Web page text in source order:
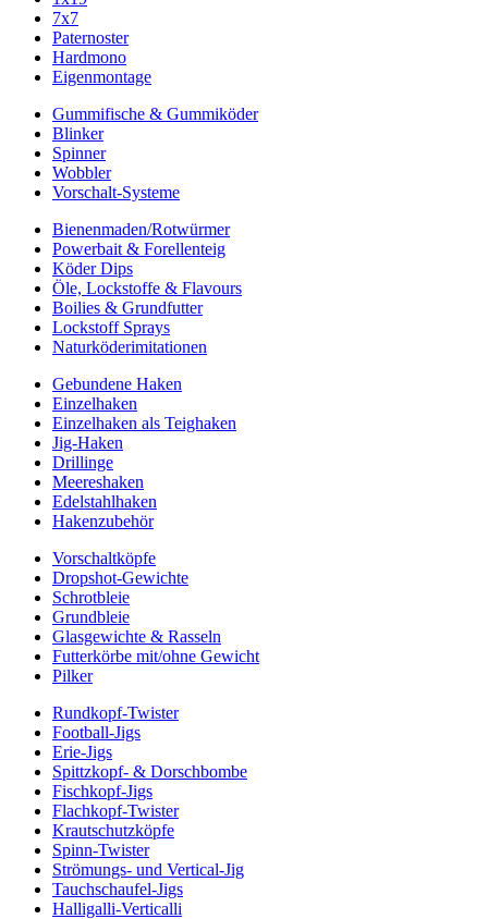
7x7
Paternoster
Hardmono
Eigenmontage
Gummifische & Gummiköder
Blinker
Spinner
Wobbler
Vorschalt-Systeme
Bienenmaden/Rotwürmer
Powerbait & Forellenteig
Köder Dips
Öle, Lockstoffe & Flavours
Boilies & Grundfutter
Lockstoff Sprays
Naturköderimitationen
Gebundene Haken
Einzelhaken
Einzelhaken als Teighaken
Jig-Haken
Drillinge
Meereshaken
Edelstahlhaken
Hakenzubehör
Vorschaltköpfe
Dropshot-Gewichte
Schrotbleie
Grundbleie
Glasgewichte & Rasseln
Futterkörbe mit/ohne Gewicht
Pilker
Rundkopf-Twister
Football-Jigs
Erie-Jigs
Spittzkopf- & Dorschbombe
Fischkopf-Jigs
Flachkopf-Twister
Krautschutzköpfe
Spinn-Twister
Strömungs- und Vertical-Jig
Tauchschaufel-Jigs
Halligalli-Verticalli